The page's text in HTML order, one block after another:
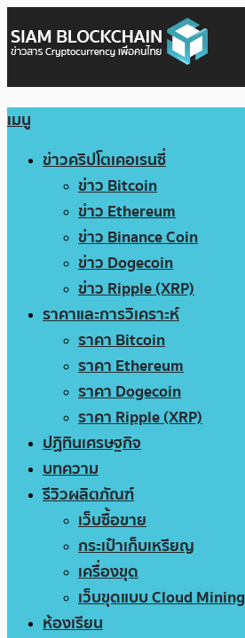
เมนู
ข่าวคริปโตเคอเรนซี่
ข่าว Bitcoin
ข่าว Ethereum
ข่าว Binance Coin
ข่าว Dogecoin
ข่าว Ripple (XRP)
ราคาและการวิเคราะห์
ราคา Bitcoin
ราคา Ethereum
ราคา Dogecoin
ราคา Ripple (XRP)
ปฏิทินเศรษฐกิจ
บทความ
รีวิวผลิตภัณฑ์
เว็บซื้อขาย
กระเป๋าเก็บเหรียญ
เครื่องขุด
เว็บขุดแบบ Cloud Mining
ห้องเรียน